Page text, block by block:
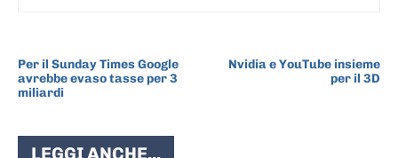
Per il Sunday Times Google
avrebbe evaso tasse per 3
miliardi
Nvidia e YouTube insieme
per il 3D
LEGGI ANCHE...